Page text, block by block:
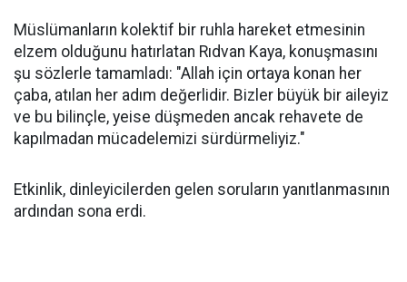
Müslümanların kolektif bir ruhla hareket etmesinin
elzem olduğunu hatırlatan Rıdvan Kaya, konuşmasını
şu sözlerle tamamladı: "Allah için ortaya konan her
çaba, atılan her adım değerlidir. Bizler büyük bir aileyiz
ve bu bilinçle, yeise düşmeden ancak rehavete de
kapılmadan mücadelemizi sürdürmeliyiz."
Etkinlik, dinleyicilerden gelen soruların yanıtlanmasının
ardından sona erdi.